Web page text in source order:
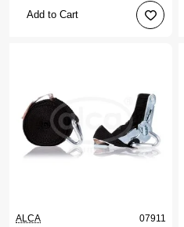
Add to Cart
ALCA 07911